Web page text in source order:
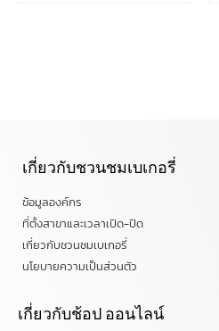
เกี่ยวกับชวนชมเบเกอรี่
ข้อมูลองค์กร
ที่ตั้งสาขาและเวลาเปิด-ปิด
เกี่ยวกับชวนชมเบเกอรี่
นโยบายความเป็นส่วนตัว
เกี่ยวกับช้อป ออนไลน์